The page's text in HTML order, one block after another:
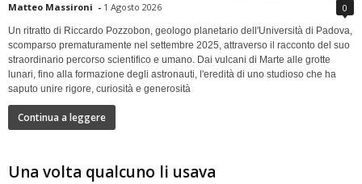
Matteo Massironi - 1 Agosto 2026 0
Un ritratto di Riccardo Pozzobon, geologo planetario dell'Università di Padova,
scomparso prematuramente nel settembre 2025, attraverso il racconto del suo
straordinario percorso scientifico e umano. Dai vulcani di Marte alle grotte
lunari, fino alla formazione degli astronauti, l'eredità di uno studioso che ha
saputo unire rigore, curiosità e generosità
Continua a leggere
Una volta qualcuno li usava